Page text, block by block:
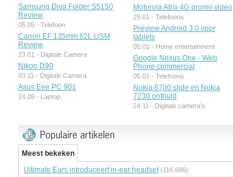
Samsung Diva Folder S5150
Review
05.05 - Telefoon
Canon EF 135mm f/2L USM
Review
23.01 - Digitale Camera
Nikon D90
03.11 - Digitale Camera
Asus Eee PC 901
24.09 - Laptop
Motorola Atrix 4G promo video
29.01 - Telefoons
Preview Android 3.0 voor
tablets
05.01 - Home entertainment
Google Nexus One - Web
Phone commercial
05.01 - Telefoons
Nokia 6700 slide en Nokia
7230 onthuld
24.11 - Digitale camera's
Meest bekeken
Ultimate Ears introduceert in-ear headset (116,686)